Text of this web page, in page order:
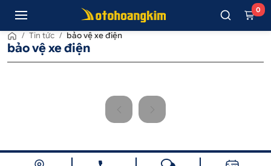
0
/ Tin tức / bảo vệ xe điện
bảo vệ xe điện